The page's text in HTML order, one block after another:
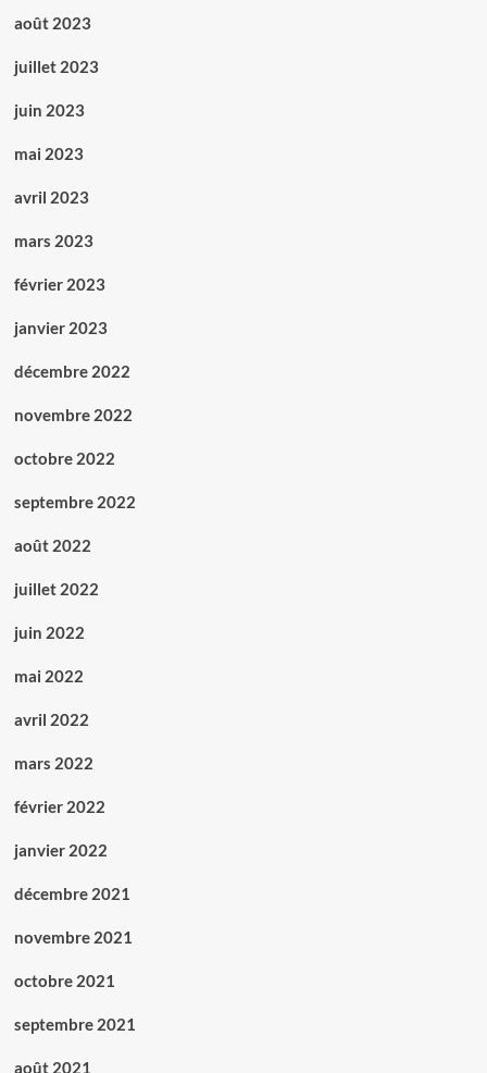
août 2023
juillet 2023
juin 2023
mai 2023
avril 2023
mars 2023
février 2023
janvier 2023
décembre 2022
novembre 2022
octobre 2022
septembre 2022
août 2022
juillet 2022
juin 2022
mai 2022
avril 2022
mars 2022
février 2022
janvier 2022
décembre 2021
novembre 2021
octobre 2021
septembre 2021
août 2021